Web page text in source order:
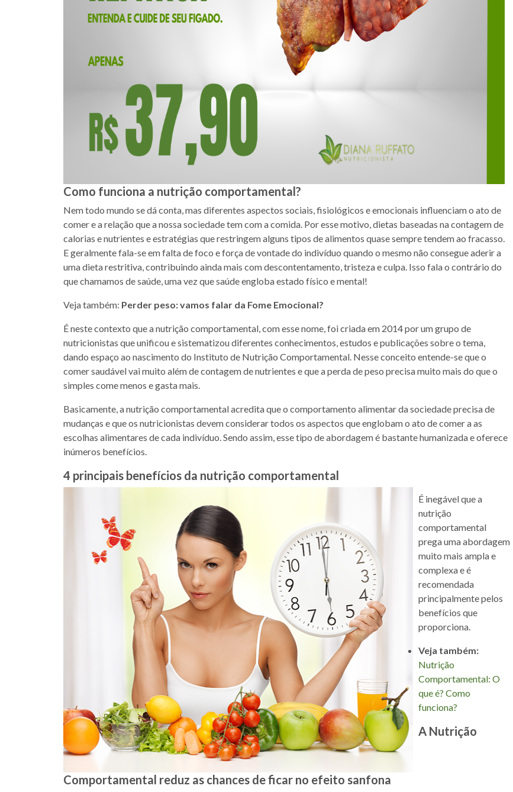
Como funciona a nutrição comportamental?
Nem todo mundo se dá conta, mas diferentes aspectos sociais, fisiológicos e emocionais influenciam o ato de
comer e a relação que a nossa sociedade tem com a comida. Por esse motivo, dietas baseadas na contagem de
calorias e nutrientes e estratégias que restringem alguns tipos de alimentos quase sempre tendem ao fracasso.
E geralmente fala-se em falta de foco e força de vontade do indivíduo quando o mesmo não consegue aderir a
uma dieta restritiva, contribuindo ainda mais com descontentamento, tristeza e culpa. Isso fala o contrário do
que chamamos de saúde, uma vez que saúde engloba estado físico e mental!
Veja também: Perder peso: vamos falar da Fome Emocional?
É neste contexto que a nutrição comportamental, com esse nome, foi criada em 2014 por um grupo de
nutricionistas que unificou e sistematizou diferentes conhecimentos, estudos e publicações sobre o tema,
dando espaço ao nascimento do Instituto de Nutrição Comportamental. Nesse conceito entende-se que o
comer saudável vai muito além de contagem de nutrientes e que a perda de peso precisa muito mais do que o
simples come menos e gasta mais.
Basicamente, a nutrição comportamental acredita que o comportamento alimentar da sociedade precisa de
mudanças e que os nutricionistas devem considerar todos os aspectos que englobam o ato de comer a as
escolhas alimentares de cada indivíduo. Sendo assim, esse tipo de abordagem é bastante humanizada e oferece
inúmeros benefícios.
4 principais benefícios da nutrição comportamental
É inegável que a
nutrição
comportamental
prega uma abordagem
muito mais ampla e
complexa e é
recomendada
principalmente pelos
benefícios que
proporciona.
Veja também:
Nutrição
Comportamental: O
que é? Como
funciona?
A Nutrição
Comportamental reduz as chances de ficar no efeito sanfona